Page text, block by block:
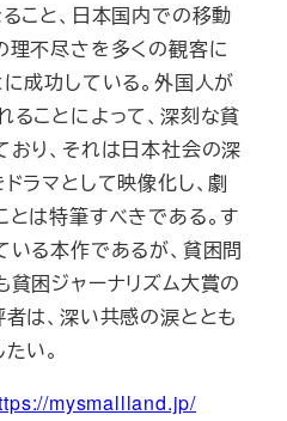
こと、日本国内での移動
理不尽さを多くの観客に
成功している。外国人が
ことによって、深刻な貧
り、それは日本社会の深
ラマとして映像化し、劇
は特筆すべきである。す
る本作であるが、貧困問
困ジャーナリズム大賞の
は、深い共感の涙ととも
い。
mysmallland.jp/